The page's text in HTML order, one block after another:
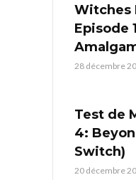
Witches
Episode
28 décembre
Test de
4:
Switch)
20 décembre